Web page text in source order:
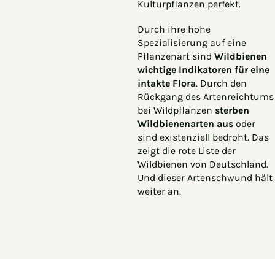
Kulturpflanzen perfekt.
Durch ihre hohe
Spezialisierung auf eine
Pflanzenart sind Wildbienen
wichtige Indikatoren für eine
intakte Flora. Durch den
Rückgang des Artenreichtums
bei Wildpflanzen sterben
Wildbienenarten aus oder
sind existenziell bedroht. Das
zeigt die rote Liste der
Wildbienen von Deutschland.
Und dieser Artenschwund hält
weiter an.